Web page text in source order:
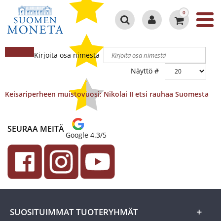
Google 4.3/5
0
Kirjoita osa nimestä
Näyttö #
Keisariperheen muistovuosi: Nikolai II etsi rauhaa Suomesta
SEURAA MEITÄ
SUOSITUIMMAT TUOTERYHMÄT